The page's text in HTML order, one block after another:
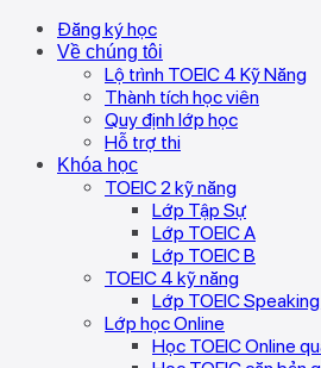
Đăng ký học
Về chúng tôi
Lộ trình TOEIC 4 Kỹ Năng
Thành tích học viên
Quy định lớp học
Hỗ trợ thi
Khóa học
TOEIC 2 kỹ năng
Lớp Tập Sự
Lớp TOEIC A
Lớp TOEIC B
TOEIC 4 kỹ năng
Lớp TOEIC
Lớp học Online
Học TOEIC Online